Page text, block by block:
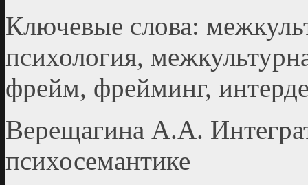
Ключевые слова:
психология,
фрейм, фрейминг,
Верещагина А.А.
психосемантике